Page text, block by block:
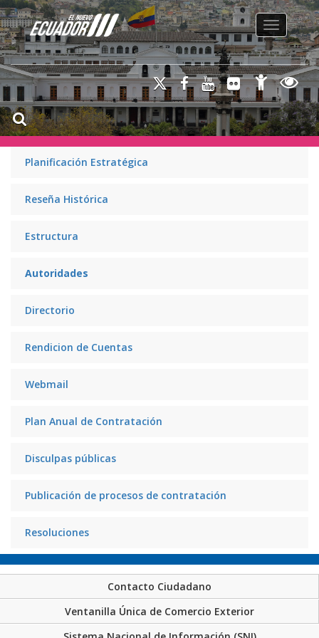
Toggle
Planificación Estratégica
Reseña Histórica
Estructura
Autoridades
Directorio
Rendicion de Cuentas
Webmail
Plan Anual de Contratación
Disculpas públicas
Publicación de procesos de contratación
Resoluciones
Contacto Ciudadano
Ventanilla Única de Comercio Exterior